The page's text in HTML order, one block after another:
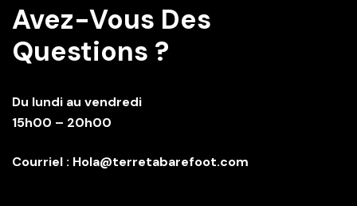
Avez-Vous Des
Questions ?
Du lundi au vendredi
15h00 – 20h00
Courriel : Hola@terretabarefoot.com